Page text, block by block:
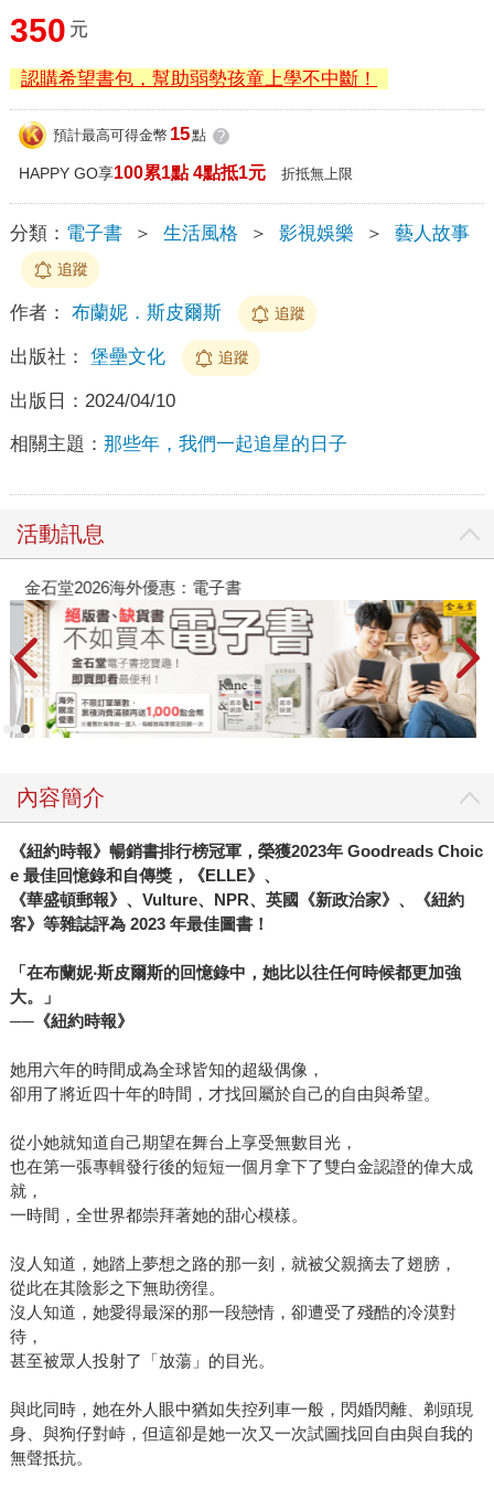
350 元
認購希望書包，幫助弱勢孩童上學不中斷！
預計最高可得金幣 15點 ?
HAPPY GO享100累1點 4點抵1元 折抵無上限
分類： 電子書 ＞ 生活風格 ＞ 影視娛樂 ＞ 藝人故事
追蹤
作者： 布蘭妮．斯皮爾斯 追蹤
出版社： 堡壘文化 追蹤
出版日： 2024/04/10
相關主題： 那些年，我們一起追星的日子
活動訊息
金石堂2026海外優惠：電子書
內容簡介
《紐約時報》暢銷書排行榜冠軍，榮獲2023年 Goodreads Choic
e 最佳回憶錄和自傳獎，《ELLE》、
《華盛頓郵報》、Vulture、NPR、英國《新政治家》、《紐約
客》等雜誌評為 2023 年最佳圖書！
「在布蘭妮‧斯皮爾斯的回憶錄中，她比以往任何時候都更加強
大。」
──《紐約時報》
她用六年的時間成為全球皆知的超級偶像，
卻用了將近四十年的時間，才找回屬於自己的自由與希望。
從小她就知道自己期望在舞台上享受無數目光，
也在第一張專輯發行後的短短一個月拿下了雙白金認證的偉大成
就，
一時間，全世界都崇拜著她的甜心模樣。
沒人知道，她踏上夢想之路的那一刻，就被父親摘去了翅膀，
從此在其陰影之下無助徬徨。
沒人知道，她愛得最深的那一段戀情，卻遭受了殘酷的冷漠對
待，
甚至被眾人投射了「放蕩」的目光。
與此同時，她在外人眼中猶如失控列車一般，閃婚閃離、剃頭現
身、與狗仔對峙，但這卻是她一次又一次試圖找回自由與自我的
無聲抵抗。